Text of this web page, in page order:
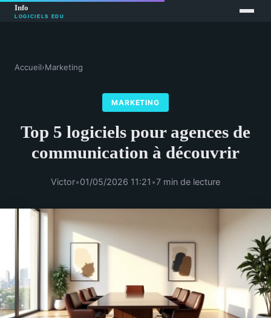
Accueil›Marketing
MARKETING
Top 5 logiciels pour agences de
communication à découvrir
Victor•01/05/2026 11:21 •7 min de lecture